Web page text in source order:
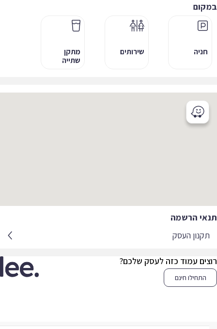
חניה שירותים
מתקן
שתייה
הרשמה
תקנון העסק
עמוד כזה לעסק שלכם?
התחילו חינם